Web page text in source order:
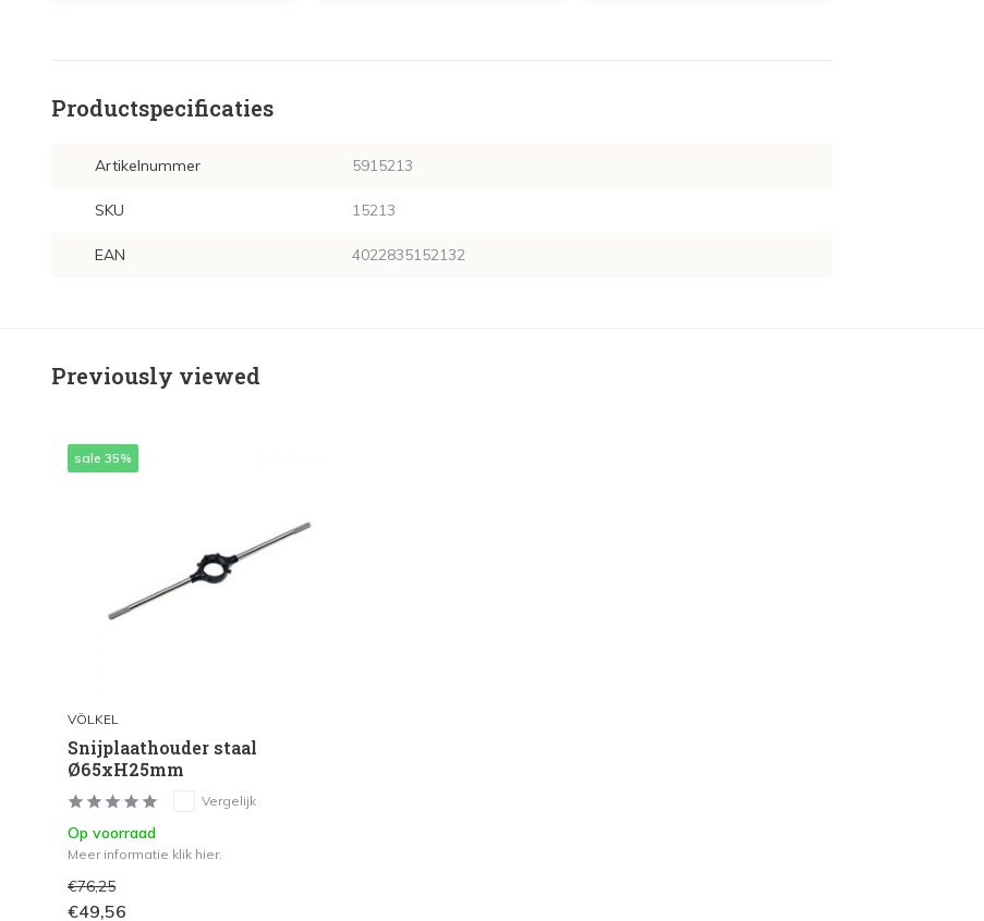
Productspecificaties
Artikelnummer 5915213
SKU 15213
EAN 4022835152132
Previously viewed
sale 35%
VÖLKEL
Snijplaathouder staal
Ø65xH25mm
Vergelijk
Op voorraad
Meer informatie klik hier.
€76,25
€49,56